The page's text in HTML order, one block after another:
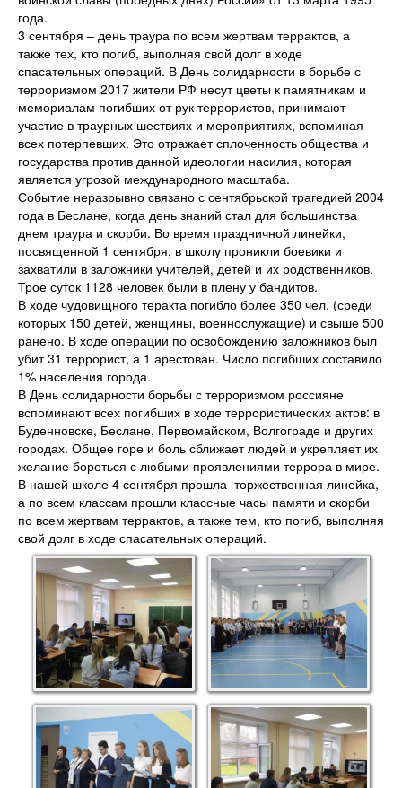
года.
3 сентября – день траура по всем жертвам террактов, а
также тех, кто погиб, выполняя свой долг в ходе
спасательных операций. В День солидарности в борьбе с
терроризмом 2017 жители РФ несут цветы к памятникам и
мемориалам погибших от рук террористов, принимают
участие в траурных шествиях и мероприятиях, вспоминая
всех потерпевших. Это отражает сплоченность общества и
государства против данной идеологии насилия, которая
является угрозой международного масштаба.
Событие неразрывно связано с сентябрьской трагедией 2004
года в Беслане, когда день знаний стал для большинства
днем траура и скорби. Во время праздничной линейки,
посвященной 1 сентября, в школу проникли боевики и
захватили в заложники учителей, детей и их родственников.
Трое суток 1128 человек были в плену у бандитов.
В ходе чудовищного теракта погибло более 350 чел. (среди
которых 150 детей, женщины, военнослужащие) и свыше 500
ранено. В ходе операции по освобождению заложников был
убит 31 террорист, а 1 арестован. Число погибших составило
1% населения города.
В День солидарности борьбы с терроризмом россияне
вспоминают всех погибших в ходе террористических актов: в
Буденновске, Беслане, Первомайском, Волгограде и других
городах. Общее горе и боль сближает людей и укрепляет их
желание бороться с любыми проявлениями террора в мире.
В нашей школе 4 сентября прошла торжественная линейка,
а по всем классам прошли классные часы памяти и скорби
по всем жертвам террактов, а также тем, кто погиб, выполняя
свой долг в ходе спасательных операций.